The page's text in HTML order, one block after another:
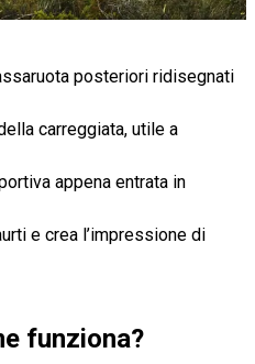
posteriori ridisegnati
carreggiata, utile a
appena entrata in
e crea l’impressione di
funziona?